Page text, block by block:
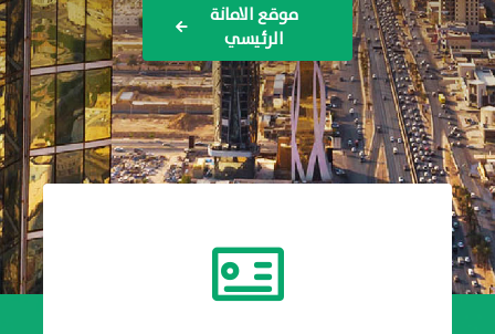
موقع الامانة
الرئيسي